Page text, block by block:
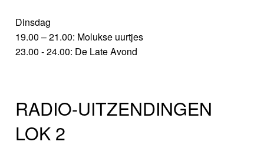
Dinsdag
19.00 – 21.00: Molukse uurtjes
23.00 - 24.00: De Late Avond
RADIO-UITZENDINGEN
LOK 2